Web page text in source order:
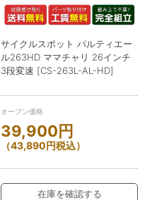
サイクルスポット パルティエー
ル263HD ママチャリ 26インチ
3段変速 [CS-263L-AL-HD]
オープン価格
39,900円
（43,890円税込）
在庫を確認する